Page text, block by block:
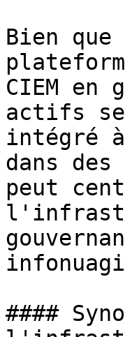
Bien que
CIEM
actifs
intégré
dans
peut
####